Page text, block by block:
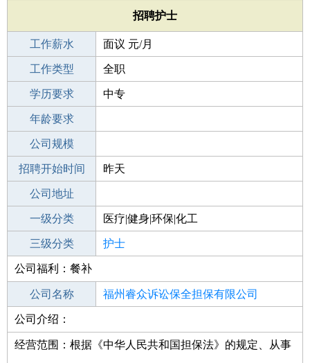
招聘护士
工作薪水 面议 元/月
招聘人数 1人
工作类型 全职
性别要求 -
学历要求 中专
工作经验
年龄要求
工作地点
公司规模
公司电话
招聘开始时间 昨天
招聘结束时间
公司地址
一级分类 医疗|健身|环保|化工
二级分类 医疗/护理
三级分类 护士
其他行业
公司福利：餐补
公司名称 福州睿众诉讼保全担保有限公司
公司类型
公司介绍：
经营范围：根据《中华人民共和国担保法》的规定、从事